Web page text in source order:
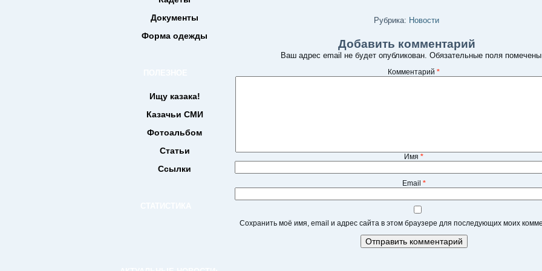
Документы
Форма одежды
Ищу казака!
Казачьи СМИ
Фотоальбом
Статьи
Ссылки
Рубрика: Новости
Добавить комментарий
Ваш адрес email не будет опубликован. Обязательные поля помечены
Комментарий *
Имя *
Email *
Сохранить моё имя, email и адрес сайта в этом браузере для последующих моих